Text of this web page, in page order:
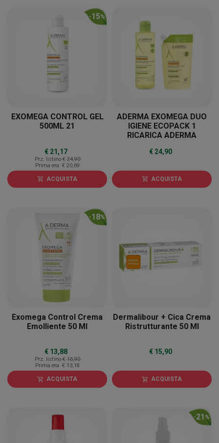
-15%
EXOMEGA CONTROL GEL
500ML 21
€ 21,17
Prz. listino € 24,90
Prima era € 20,69
shopping_cart ACQUISTA
ADERMA EXOMEGA DUO
IGIENE ECOPACK 1
RICARICA ADERMA
ADERMA EXOMEGA
€ 24,90
shopping_cart ACQUISTA
-18%
Exomega Control Crema
Emolliente 50 Ml
€ 13,88
Prz. listino € 16,90
Prima era € 13,18
shopping_cart ACQUISTA
Dermalibour + Cica Crema
Ristrutturante 50 Ml
€ 15,90
shopping_cart ACQUISTA
-21 %